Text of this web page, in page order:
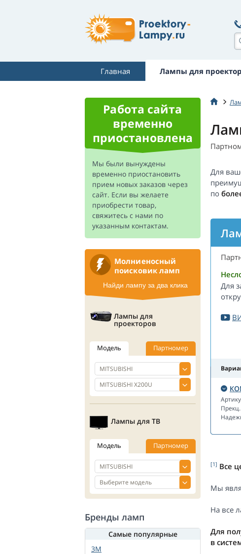
Главная Лампы для
Для
по
Для
[1] Все
Мы
На все
Для
в
Работа сайта
временно
приостановлена
Мы были вынуждены
временно приостановить
прием новых заказов через
сайт. Если вы желаете
приобрести товар,
свяжитесь с нами по
указанным контактам.
Молниеносный
поисковик ламп
Найди лампу за два клика
Лампы для
проекторов
Модель Партномер
Лампы для ТВ
Модель Партномер
Бренды ламп
Самые популярные
3M